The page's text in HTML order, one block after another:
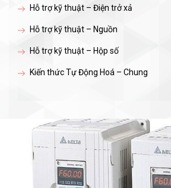
Hỗ trợ kỹ thuật – Điện trở xả
Hỗ trợ kỹ thuật – Nguồn
Hỗ trợ kỹ thuật – Hộp số
Kiến thức Tự Động Hoá – Chung